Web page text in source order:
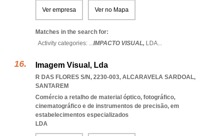
Ver empresa Ver no Mapa
Matches in the search for:
Activity categories: ...IMPACTO VISUAL, LDA...
Imagem Visual, Lda
R DAS FLORES S/N, 2230-003, ALCARAVELA SARDOAL,
SANTAREM
Comércio a retalho de material óptico, fotográfico,
cinematográfico e de instrumentos de precisão, em
estabelecimentos especializados
LDA